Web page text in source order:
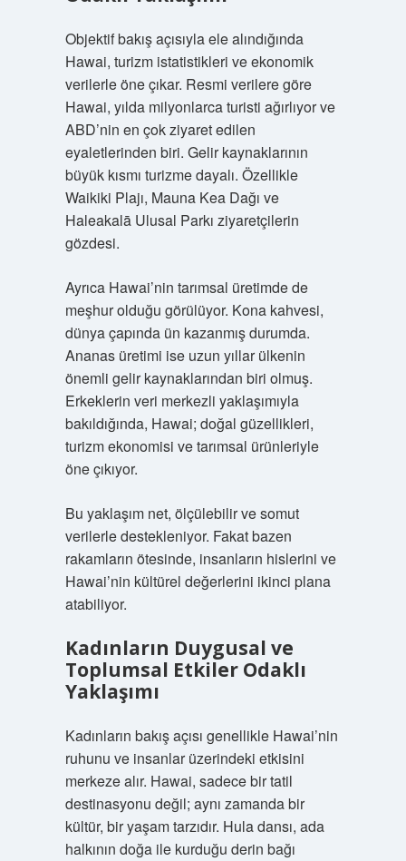
Objektif bakış açısıyla ele alındığında
Hawai, turizm istatistikleri ve ekonomik
verilerle öne çıkar. Resmi verilere göre
Hawai, yılda milyonlarca turisti ağırlıyor ve
ABD’nin en çok ziyaret edilen
eyaletlerinden biri. Gelir kaynaklarının
büyük kısmı turizme dayalı. Özellikle
Waikiki Plajı, Mauna Kea Dağı ve
Haleakalā Ulusal Parkı ziyaretçilerin
gözdesi.
Ayrıca Hawai’nin tarımsal üretimde de
meşhur olduğu görülüyor. Kona kahvesi,
dünya çapında ün kazanmış durumda.
Ananas üretimi ise uzun yıllar ülkenin
önemli gelir kaynaklarından biri olmuş.
Erkeklerin veri merkezli yaklaşımıyla
bakıldığında, Hawai; doğal güzellikleri,
turizm ekonomisi ve tarımsal ürünleriyle
öne çıkıyor.
Bu yaklaşım net, ölçülebilir ve somut
verilerle destekleniyor. Fakat bazen
rakamların ötesinde, insanların hislerini ve
Hawai’nin kültürel değerlerini ikinci plana
atabiliyor.
Kadınların Duygusal ve
Toplumsal Etkiler Odaklı
Yaklaşımı
Kadınların bakış açısı genellikle Hawai’nin
ruhunu ve insanlar üzerindeki etkisini
merkeze alır. Hawai, sadece bir tatil
destinasyonu değil; aynı zamanda bir
kültür, bir yaşam tarzıdır. Hula dansı, ada
halkının doğa ile kurduğu derin bağı